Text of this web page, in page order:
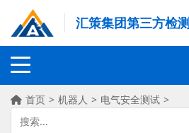
汇策集团第三方检测
首页 > 机器人 > 电气安全测试 >